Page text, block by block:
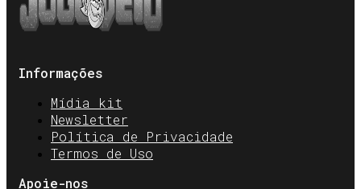
Informações
Mídia kit
Newsletter
Política de Privacidade
Termos de Uso
Apoie-nos